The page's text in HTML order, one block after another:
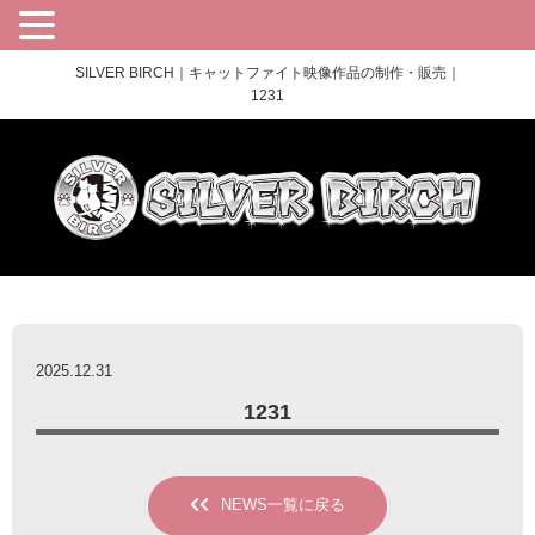
SILVER BIRCH｜キャットファイト映像作品の制作・販売｜
1231
2025.12.31
1231
NEWS一覧に戻る